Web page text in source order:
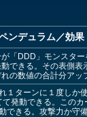
ンデュラム／効果
「DDD」モンスタ
できる。その表側
の数値の合計分アッ
ターンに１度しか使
発動できる。このカ
きる。攻撃力か守